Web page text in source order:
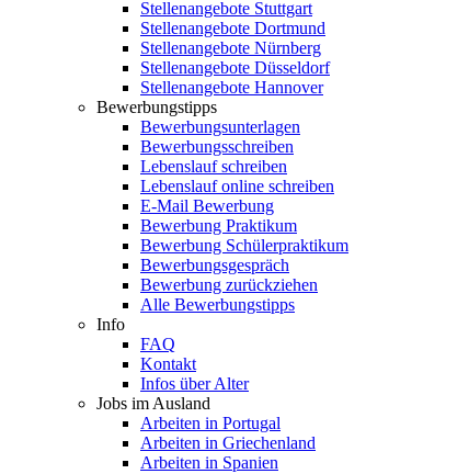
Stellenangebote Stuttgart
Stellenangebote Dortmund
Stellenangebote Nürnberg
Stellenangebote Düsseldorf
Stellenangebote Hannover
Bewerbungstipps
Bewerbungsunterlagen
Bewerbungsschreiben
Lebenslauf schreiben
Lebenslauf online schreiben
E-Mail Bewerbung
Bewerbung Praktikum
Bewerbung Schülerpraktikum
Bewerbungsgespräch
Bewerbung zurückziehen
Alle Bewerbungstipps
Info
FAQ
Kontakt
Infos über Alter
Jobs im Ausland
Arbeiten in Portugal
Arbeiten in Griechenland
Arbeiten in Spanien